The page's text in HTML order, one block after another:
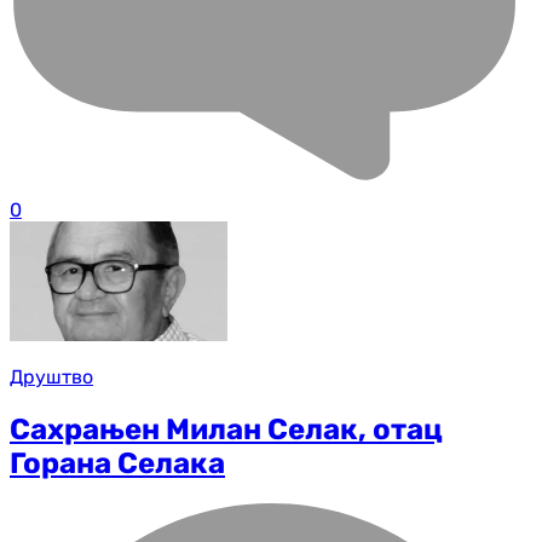
0
Друштво
Сахрањен Милан Селак, отац
Горана Селака